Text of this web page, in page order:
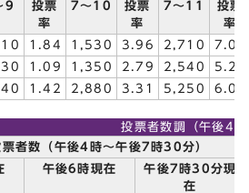
9
投票
率
7～10
投票
率
7～11
投票
率
1.84 1,530 3.96 2,710
7.01
1.09 1,350 2.79 2,540
5.25
1.42 2,880 3.31 5,250 6.03
投票者数調（午後4
票者数（午後4時～午後7時30分）
午後6時現在
午後7時30分現
在